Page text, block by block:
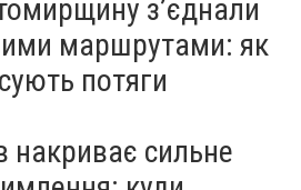
з’єднали
маршрутами: як
потяги
накриває сильне